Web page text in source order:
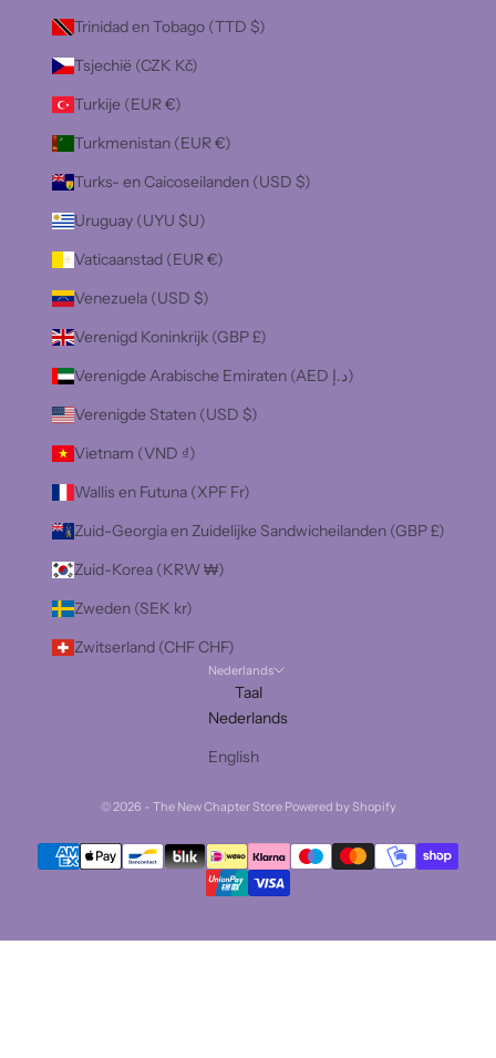
Trinidad en Tobago (TTD $)
Tsjechië (CZK Kč)
Turkije (EUR €)
Turkmenistan (EUR €)
Turks- en Caicoseilanden (USD $)
Uruguay (UYU $U)
Vaticaanstad (EUR €)
Venezuela (USD $)
Verenigd Koninkrijk (GBP £)
Verenigde Arabische Emiraten (AED د.إ)
Verenigde Staten (USD $)
Vietnam (VND ₫)
Wallis en Futuna (XPF Fr)
Zuid-Georgia en Zuidelijke Sandwicheilanden (GBP £)
Zuid-Korea (KRW ₩)
Zweden (SEK kr)
Zwitserland (CHF CHF)
Nederlands
Taal
Nederlands
English
© 2026 - The New Chapter Store Powered by Shopify